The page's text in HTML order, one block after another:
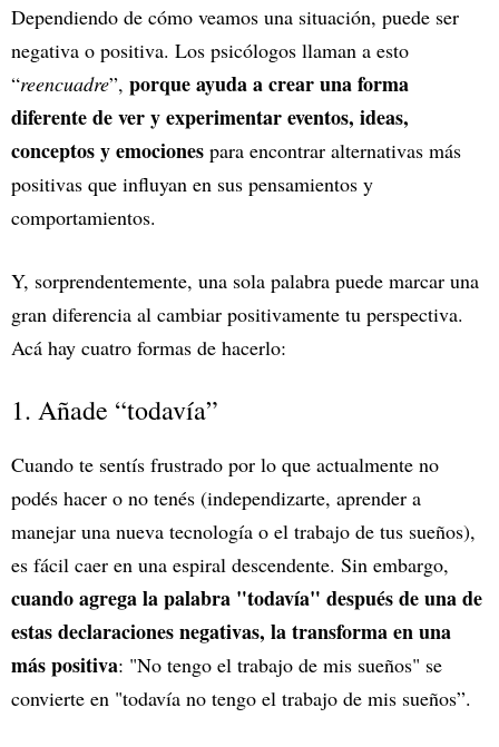
Dependiendo de cómo veamos una situación, puede ser
negativa o positiva. Los psicólogos llaman a esto
“reencuadre”, porque ayuda a crear una forma
diferente de ver y experimentar eventos, ideas,
conceptos y emociones para encontrar alternativas más
positivas que influyan en sus pensamientos y
comportamientos.
Y, sorprendentemente, una sola palabra puede marcar una
gran diferencia al cambiar positivamente tu perspectiva.
Acá hay cuatro formas de hacerlo:
1. Añade “todavía”
Cuando te sentís frustrado por lo que actualmente no
podés hacer o no tenés (independizarte, aprender a
manejar una nueva tecnología o el trabajo de tus sueños),
es fácil caer en una espiral descendente. Sin embargo,
cuando agrega la palabra "todavía" después de una de
estas declaraciones negativas, la transforma en una
más positiva: "No tengo el trabajo de mis sueños" se
convierte en "todavía no tengo el trabajo de mis sueños”.